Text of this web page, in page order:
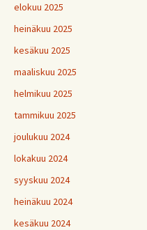
elokuu 2025
heinäkuu 2025
kesäkuu 2025
maaliskuu 2025
helmikuu 2025
tammikuu 2025
joulukuu 2024
lokakuu 2024
syyskuu 2024
heinäkuu 2024
kesäkuu 2024